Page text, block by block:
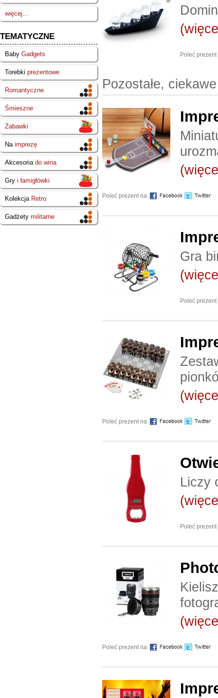
więcej...
TEMATYCZNE
Baby Gadgets
Torebki prezentowe
Romantyczne
Śmieszne
Zabawki
Naimprezę
Akcesoriado wina
Gry i łamigłówki
KolekcjaRetro
Gadżety militarne
Poleć
Pozostałe,
Poleć prezent na:
Gra
Poleć
Poleć prezent na:
Liczy
Poleć
Poleć prezent na: